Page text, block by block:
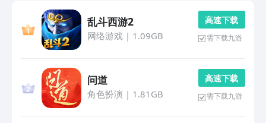
乱斗西游2
网络游戏| 1.09GB
高 速 下 载
需下载九游
问道
角色扮演 | 1.81GB
高 速 下 载
需下载九游